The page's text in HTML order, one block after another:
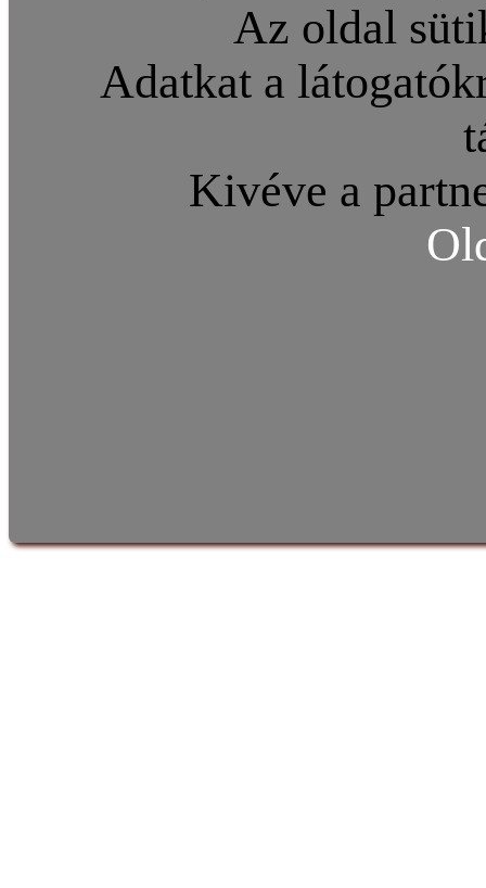
Az oldal
Adatkat a
Kivéve a